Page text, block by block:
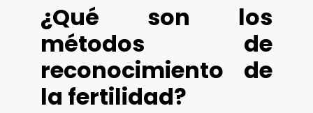
¿Qué son los
métodos de
reconocimiento de
la fertilidad?